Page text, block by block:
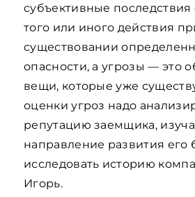
субъективные
того или иного действия
существовании
опасности, а угрозы — это
вещи, которые уже
оценки угроз надо
репутацию заемщика,
направление развития его
исследовать историю
Игорь.